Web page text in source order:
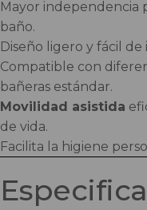
Mayor independencia
baño.
Diseño ligero y fácil
Compatible con
bañeras estándar.
Movilidad asistida
de vida.
Facilita la higiene